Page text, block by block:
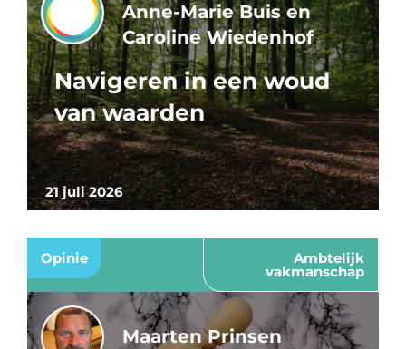
21 juli 2026
Anne-Marie Buis en
Caroline Wiedenhof
Navigeren in een woud
van waarden
Opinie Ambtelijk
vakmanschap
Maarten Prinsen